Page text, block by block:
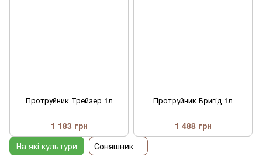
Протруйник Трейзер 1л
1 183 грн
Протруйник Бригід 1л
1 488 грн
На які культури Соняшник